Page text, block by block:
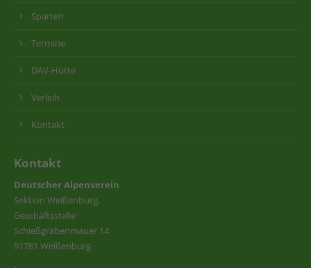
Sparten
Termine
DAV-Hütte
Verleih
Kontakt
Kontakt
Deutscher Alpenverein
Sektion Weißenburg,
Geschäftsstelle
Schießgrabenmauer 14
91781 Weißenburg